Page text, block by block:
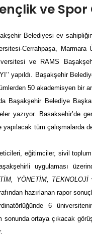
ve Spor
Belediyesi ev
Cerrahpaşa,
ve RAMS
yapıldı. Başakşehir
50 akademisyen bir
Başakşehir Belediye
yazıyor. Basaksehir’de
tüm çalışmalarda
eğitimciler, sivil
uygulaması
YÖNETİM, TEKNOLOJİ
hazırlanan rapor
6
sonunda ortaya çıkacak